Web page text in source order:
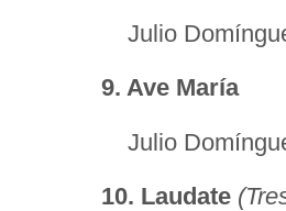
Julio
9. Ave María
Julio
10. Laudate